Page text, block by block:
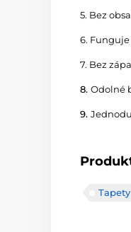
5. Bez
6.
7. Bez
8. Odolné
9.
Tapety